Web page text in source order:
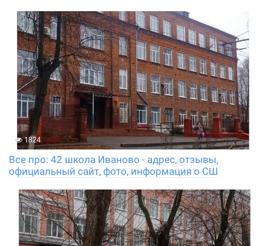
1824
Все про: 42 школа Иваново - адрес, отзывы,
официальный сайт, фото, информация о СШ